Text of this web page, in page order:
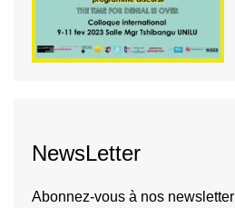
NewsLetter
Abonnez-vous à nos newsletter